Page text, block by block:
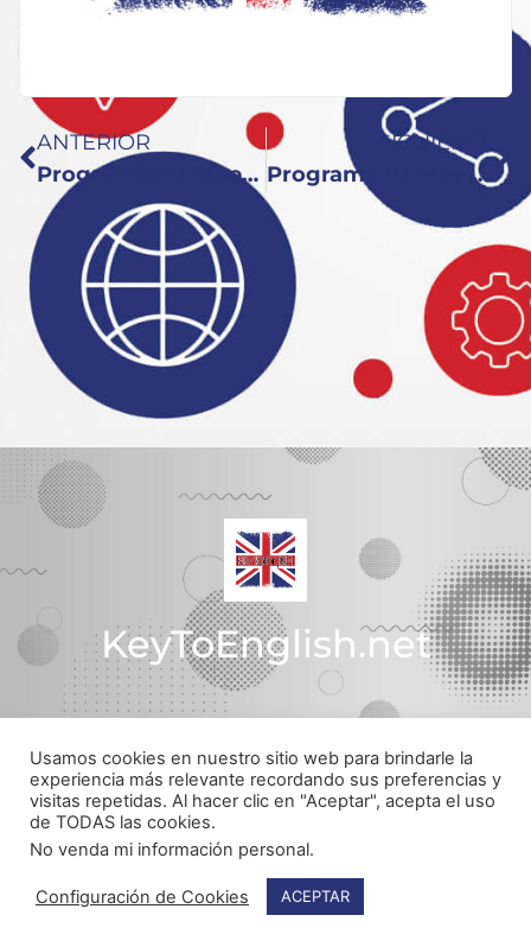
ANTERIOR
Programa 110: Nueva Keynote con Patrick
SIGUIENTE
Programa 111: Hoy con Enrique Varela
KeyToEnglish.net
Política de Privacidad
© Todos los derechos reservados
Web realizada porpachecojam.com
Usamos cookies en nuestro sitio web para brindarle la
experiencia más relevante recordando sus preferencias y
visitas repetidas. Al hacer clic en "Aceptar", acepta el uso
de TODAS las cookies.
No venda mi información personal.
Configuración de Cookies ACEPTAR